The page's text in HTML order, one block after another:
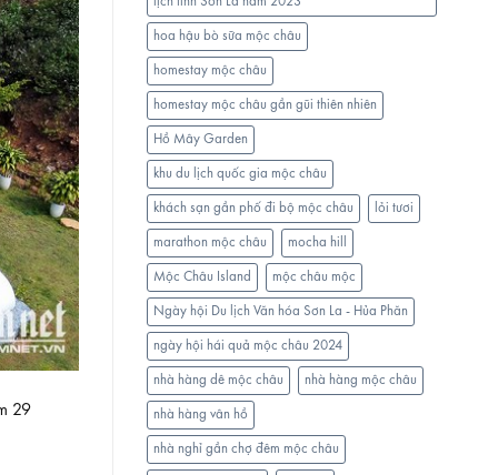
29
hoa hậu bò sữa mộc châu
homestay mộc châu
homestay mộc châu gần gũi thiên nhiên
Hồ Mây Garden
khu du lịch quốc gia mộc châu
khách sạn gần phố đi bộ mộc châu lỏi tươi
marathon mộc châu mocha hill
Mộc Châu Island mộc châu mộc
Ngày hội Du lịch Văn hóa Sơn La - Hủa Phăn
ngày hội hái quả mộc châu 2024
nhà hàng dê mộc châu nhà hàng mộc châu
nhà hàng vân hồ
nhà nghỉ gần chợ đêm mộc châu